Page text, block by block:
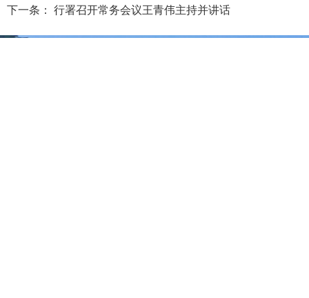
下一条：
行署召开常务会议王青伟主持并讲话